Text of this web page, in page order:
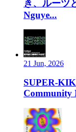
き、ルーツ
Nguye...
21 Jun, 2026
SUPER-
Community